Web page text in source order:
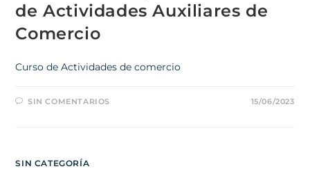
de Actividades Auxiliares de
Comercio
Curso de Actividades de comercio
SIN COMENTARIOS 15/06/2023
SIN CATEGORÍA